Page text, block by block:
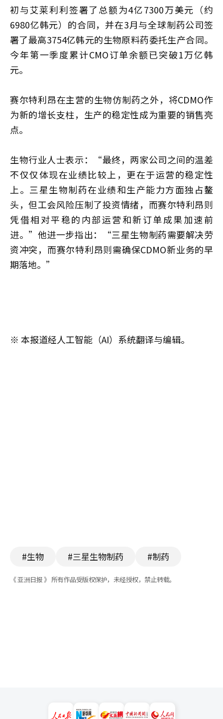
初与艾莱利利签署了总额为4亿7300万美元（约
6980亿韩元）的合同，并在3月与全球制药公司签
署了最高3754亿韩元的生物原料药委托生产合同。
今年第一季度累计CMO订单余额已突破1万亿韩
元。
赛尔特利昂在主营的生物仿制药之外，将CDMO作
为新的增长支柱，生产的稳定性成为重要的销售亮
点。
生物行业人士表示：“最终，两家公司之间的温差
不仅仅体现在业绩比较上，更在于运营的稳定性
上。三星生物制药在业绩和生产能力方面独占鳌
头，但工会风险压制了投资情绪，而赛尔特利昂则
凭借相对平稳的内部运营和新订单成果加速前
进。”他进一步指出：“三星生物制药需要解决劳
资冲突，而赛尔特利昂则需确保CDMO新业务的早
期落地。”
※ 本报道经人工智能（AI）系统翻译与编辑。
#生物 #三星生物制药 #制药
《 亚洲日报 》 所有作品受版权保护，未经授权，禁止转载。